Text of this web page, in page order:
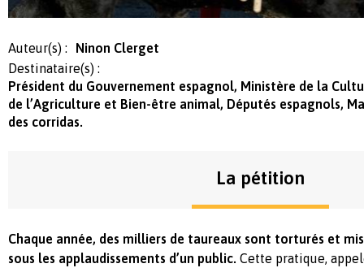
Auteur(s) :
Ninon Clerget
Destinataire(s) :
Président du Gouvernement espagnol, Ministère de la
de l’Agriculture et Bien-être animal, Députés espagnols,
des corridas.
La pétition
Chaque année, des milliers de taureaux sont torturés et
sous les applaudissements d’un public. Cette pratique,